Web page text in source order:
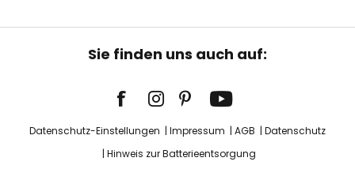
Sie finden uns auch auf:
Datenschutz-Einstellungen Impressum AGB
Datenschutz
Hinweis zur Batterieentsorgung